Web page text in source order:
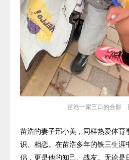
苗浩一家三口的合影
苗浩的妻子邢小美，同样热爱体育
识、相恋。在苗浩多年的铁三生涯
侣，更是他的知己、战友。无论是